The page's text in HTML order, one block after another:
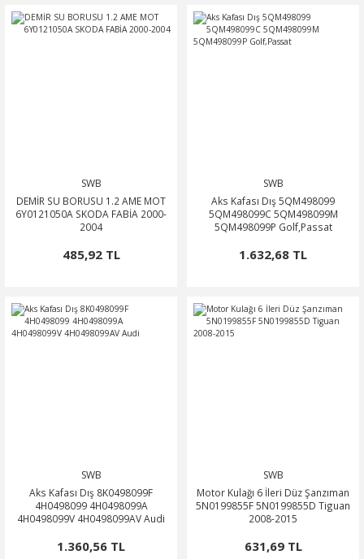
SWB
DEMİR SU BORUSU 1.2 AME MOT
6Y0121050A SKODA FABİA 2000-
2004
485,92 TL
SWB
Aks Kafası Dış 5QM498099
5QM498099C 5QM498099M
5QM498099P Golf,Passat
1.632,68 TL
SWB
Aks Kafası Dış 8K0498099F
4H0498099 4H0498099A
4H0498099V 4H0498099AV Audi
1.360,56 TL
SWB
Motor Kulağı 6 İleri Düz Şanzıman
5N0199855F 5N0199855D Tiguan
2008-2015
631,69 TL